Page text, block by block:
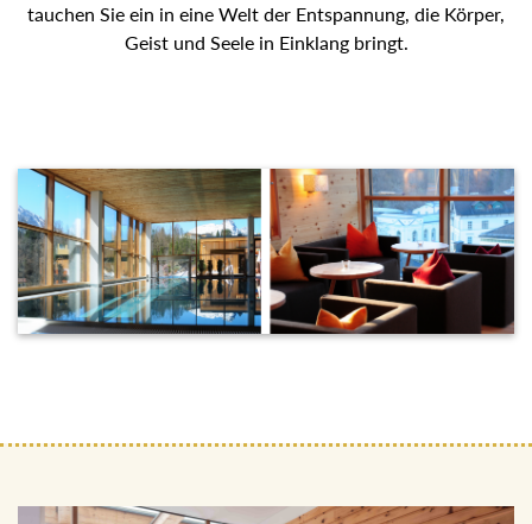
tauchen Sie ein in eine Welt der Entspannung, die Körper,
Geist und Seele in Einklang bringt.